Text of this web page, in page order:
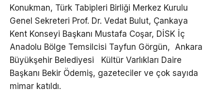
Konukman, Türk Tabipleri Birliği Merkez Kurulu
Genel Sekreteri Prof. Dr. Vedat Bulut, Çankaya
Kent Konseyi Başkanı Mustafa Coşar, DİSK İç
Anadolu Bölge Temsilcisi Tayfun Görgün, Ankara
Büyükşehir Belediyesi Kültür Varlıkları Daire
Başkanı Bekir Ödemiş, gazeteciler ve çok sayıda
mimar katıldı.